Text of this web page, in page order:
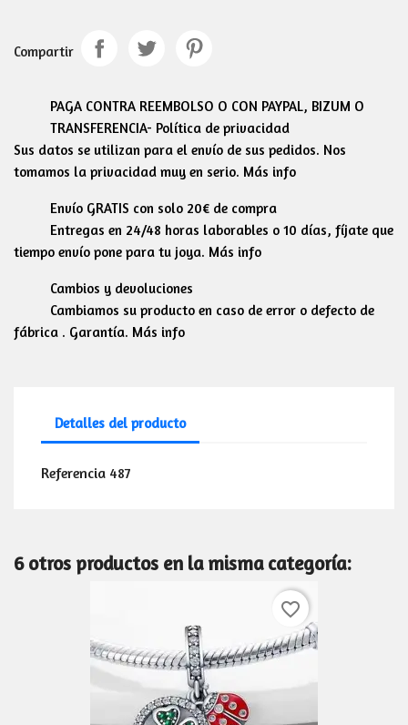
Compartir
PAGA CONTRA REEMBOLSO O CON PAYPAL, BIZUM O
TRANSFERENCIA- Política de privacidad
Sus datos se utilizan para el envío de sus pedidos. Nos
tomamos la privacidad muy en serio. Más info
Envío GRATIS con solo 20€ de compra
Entregas en 24/48 horas laborables o 10 días, fíjate que
tiempo envío pone para tu joya. Más info
Cambios y devoluciones
Cambiamos su producto en caso de error o defecto de
fábrica . Garantía. Más info
Detalles del producto
Referencia 487
6 otros productos en la misma categoría:
favorite_border